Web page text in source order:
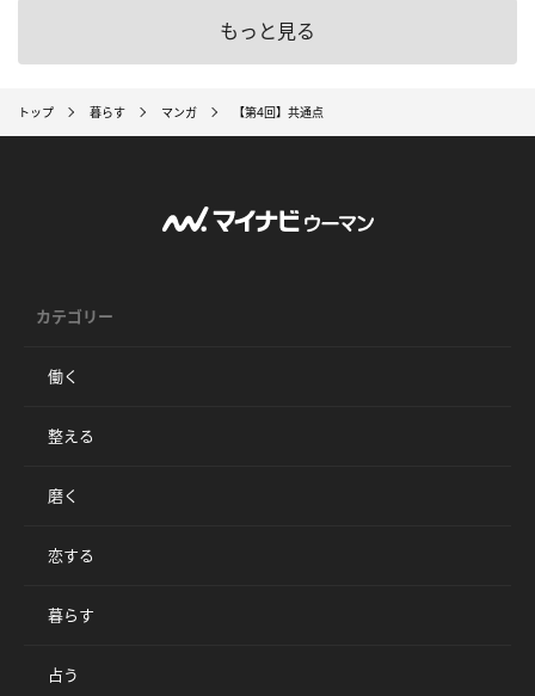
もっと見る
トップ 暮らす マンガ 【第4回】共通点
カテゴリー
働く
整える
磨く
恋する
暮らす
占う